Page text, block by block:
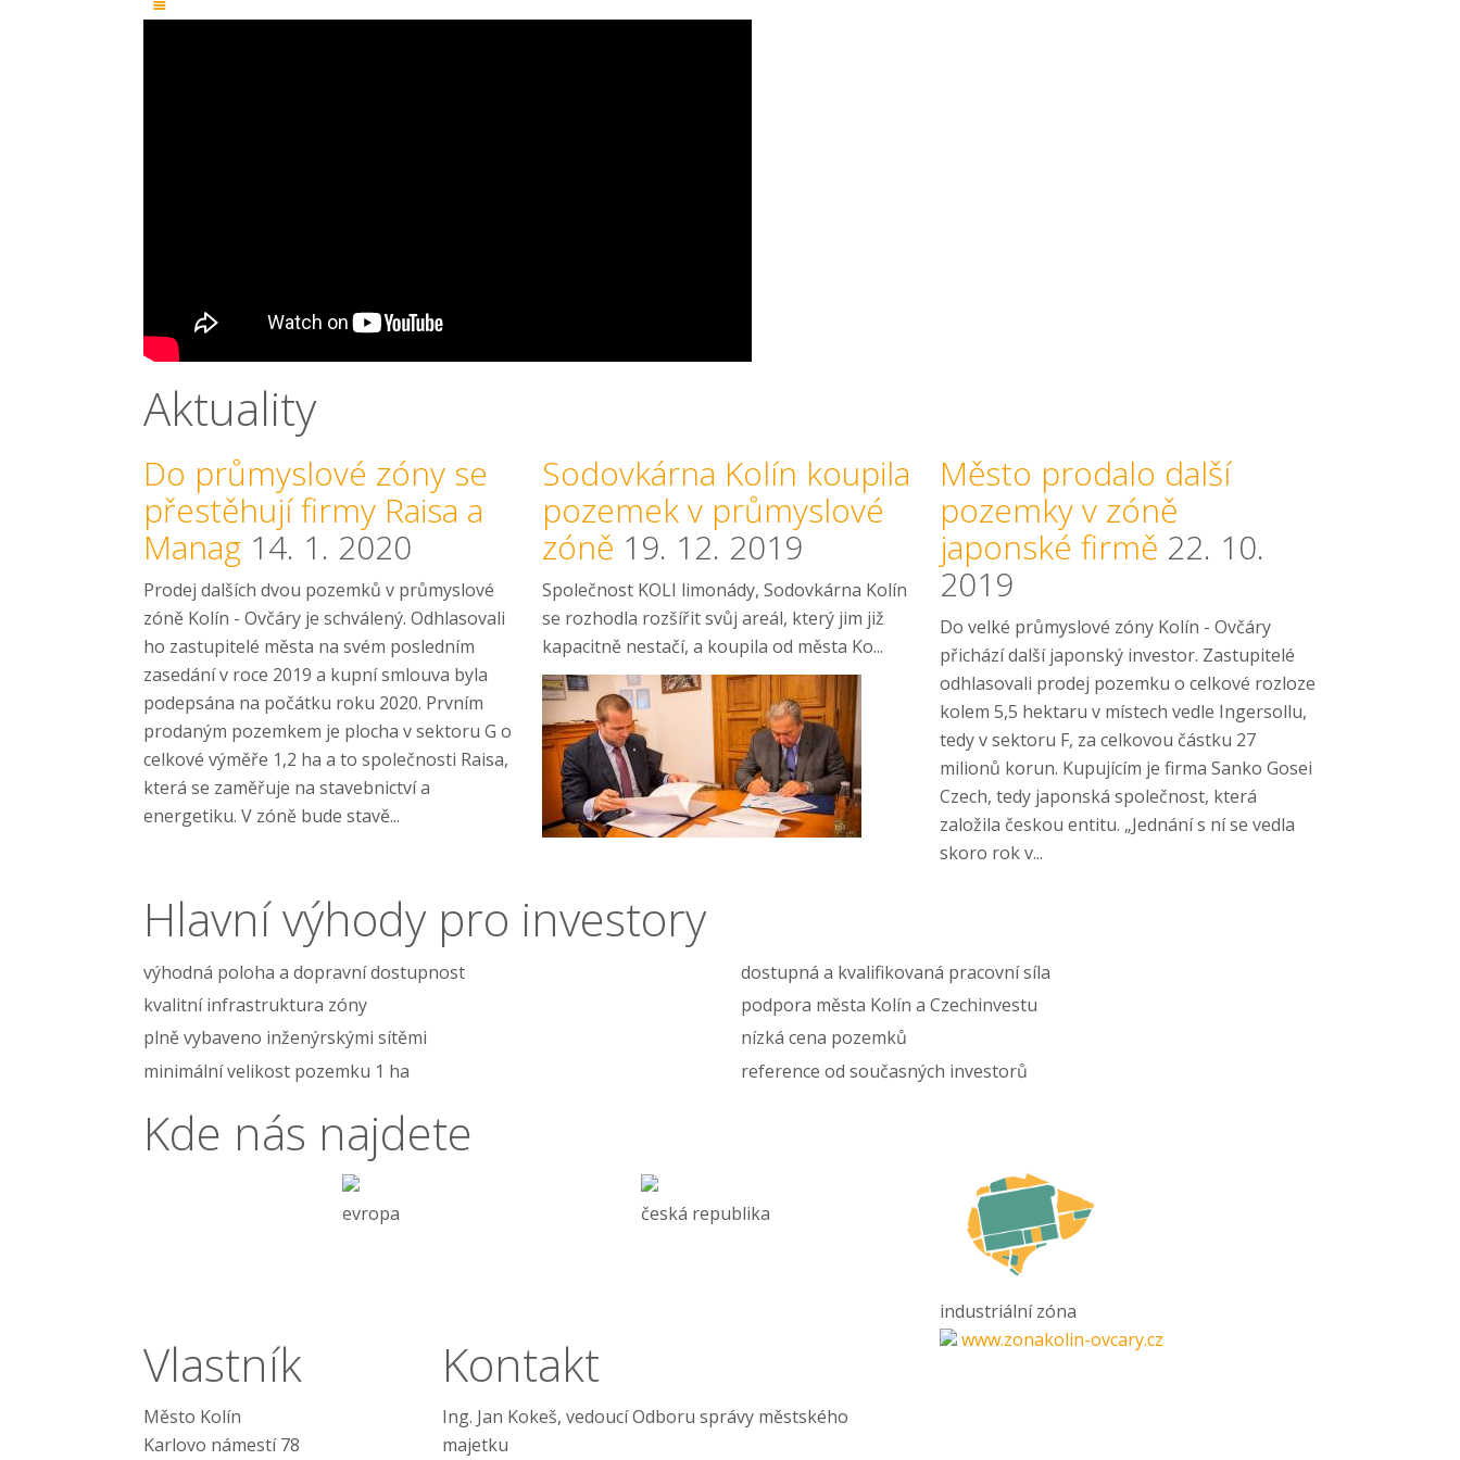
Aktuality
Do průmyslové zóny se
přestěhují firmy Raisa a
Manag 14. 1. 2020
Prodej dalších dvou pozemků v průmyslové
zóně Kolín - Ovčáry je schválený. Odhlasovali
ho zastupitelé města na svém posledním
zasedání v roce 2019 a kupní smlouva byla
podepsána na počátku roku 2020. Prvním
prodaným pozemkem je plocha v sektoru G o
celkové výměře 1,2 ha a to společnosti Raisa,
která se zaměřuje na stavebnictví a
energetiku. V zóně bude stavě...
Sodovkárna Kolín koupila
pozemek v průmyslové
zóně 19. 12. 2019
Společnost KOLI limonády, Sodovkárna Kolín
se rozhodla rozšířit svůj areál, který jim již
kapacitně nestačí, a koupila od města Ko...
Město prodalo další
pozemky v zóně
japonské firmě 22. 10.
2019
Do velké průmyslové zóny Kolín - Ovčáry
přichází další japonský investor. Zastupitelé
odhlasovali prodej pozemku o celkové rozloze
kolem 5,5 hektaru v místech vedle Ingersollu,
tedy v sektoru F, za celkovou částku 27
milionů korun. Kupujícím je firma Sanko Gosei
Czech, tedy japonská společnost, která
založila českou entitu. „Jednání s ní se vedla
skoro rok v...
Hlavní výhody pro investory
výhodná poloha a dopravní dostupnost
kvalitní infrastruktura zóny
plně vybaveno inženýrskými sítěmi
minimální velikost pozemku 1 ha
dostupná a kvalifikovaná pracovní síla
podpora města Kolín a Czechinvestu
nízká cena pozemků
reference od současných investorů
Kde nás najdete
evropa česká republika
industriální zóna
Vlastník
Město Kolín
Karlovo námestí 78
Kontakt
Ing. Jan Kokeš, vedoucí Odboru správy městského
majetku
www.zonakolin-ovcary.cz